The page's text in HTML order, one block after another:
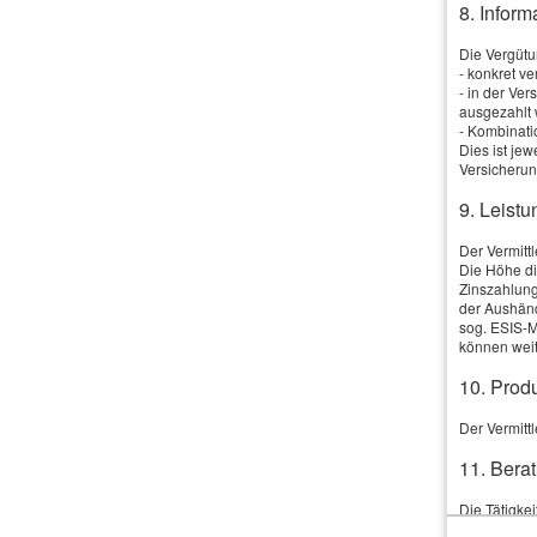
In den ersten Jahren gelten häufig Höchstgrenzen, die
3. Lohnt sich der Abschluss auch ohne akuten
Gerade dann. Ein früher Abschluss bietet bessere
8.
Die
- konkret
- in der
ausgezahlt
-
Dies ist
9.
Der
Die Höhe
der
sog. ESIS-
können
10.
Der
11.
Die